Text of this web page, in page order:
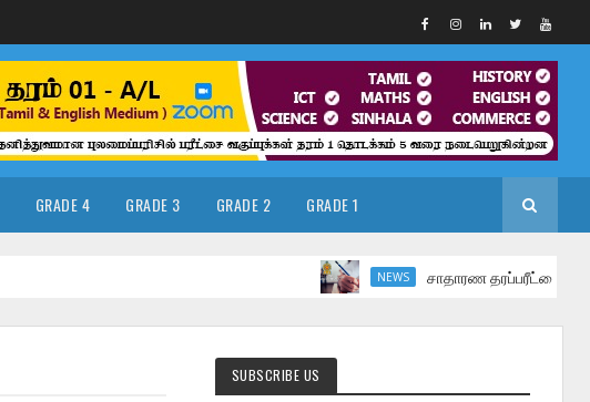
GRADE 4 GRADE 3 GRADE 2 GRADE 1
NEWS சாதாரண தரப்பரீட்சை மார்ச்
SUBSCRIBE US